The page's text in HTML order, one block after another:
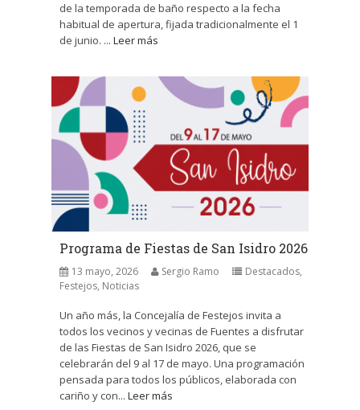
de la temporada de baño respecto a la fecha
habitual de apertura, fijada tradicionalmente el 1
de junio. ... Leer más
Programa de Fiestas de San Isidro 2026
13 mayo, 2026 Sergio Ramo Destacados,
Festejos, Noticias
Un año más, la Concejalía de Festejos invita a
todos los vecinos y vecinas de Fuentes a disfrutar
de las Fiestas de San Isidro 2026, que se
celebrarán del 9 al 17 de mayo. Una programación
pensada para todos los públicos, elaborada con
cariño y con... Leer más